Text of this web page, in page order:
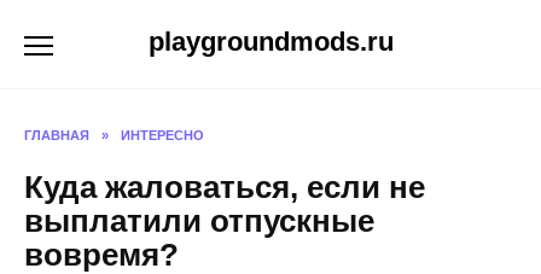
playgroundmods.ru
ГЛАВНАЯ » ИНТЕРЕСНО
Куда жаловаться, если не
выплатили отпускные
вовремя?